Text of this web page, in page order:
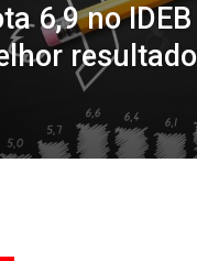
6,9 no